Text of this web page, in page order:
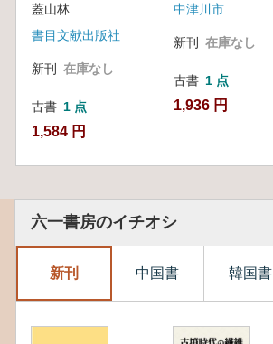
蓋山林
書目文献出版社
新刊 在庫なし
古書 1 点
1,584 円
中津川市
新刊 在庫なし
古書 1 点
1,936 円
六一書房のイチオシ
新刊 中国書 韓国書